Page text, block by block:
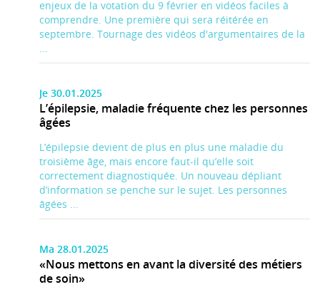
enjeux de la votation du 9 février en vidéos faciles à
comprendre. Une première qui sera réitérée en
septembre. Tournage des vidéos d'argumentaires de la
...
Je 30.01.2025
L’épilepsie, maladie fréquente chez les personnes
âgées
L’épilepsie devient de plus en plus une maladie du
troisième âge, mais encore faut-il qu’elle soit
correctement diagnostiquée. Un nouveau dépliant
d’information se penche sur le sujet. Les personnes
âgées ...
Ma 28.01.2025
«Nous mettons en avant la diversité des métiers
de soin»